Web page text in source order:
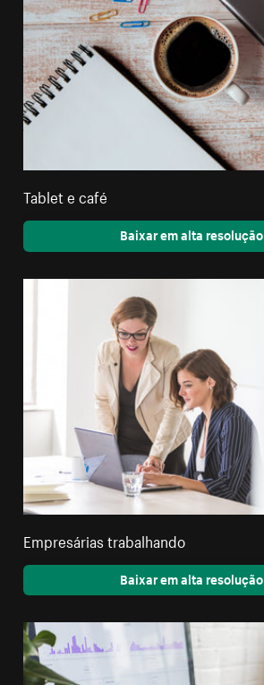
Tablet e café
Baixar em alta resolução
Empresárias trabalhando
Baixar em alta resolução